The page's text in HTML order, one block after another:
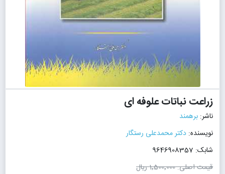
زراعت نباتات علوفه ای
ناشر: برهمند
نویسنده: دکتر محمدعلی رستگار
شابک: 9646908357
قیمت اصلی:1٬500٬000 ریال